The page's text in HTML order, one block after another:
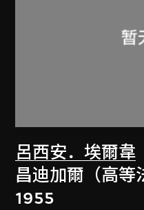
呂西安．埃爾韋
昌迪加爾（高等
1955